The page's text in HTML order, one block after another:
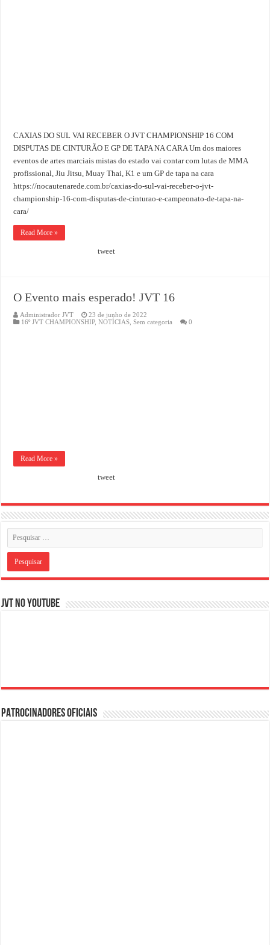
CAXIAS DO SUL VAI RECEBER O JVT CHAMPIONSHIP 16 COM
DISPUTAS DE CINTURÃO E GP DE TAPA NA CARA Um dos maiores
eventos de artes marciais mistas do estado vai contar com lutas de MMA
profissional, Jiu Jitsu, Muay Thai, K1 e um GP de tapa na cara
https://nocautenarede.com.br/caxias-do-sul-vai-receber-o-jvt-
championship-16-com-disputas-de-cinturao-e-campeonato-de-tapa-na-
cara/
Read More »
tweet
O Evento mais esperado! JVT 16
Administrador JVT
23 de junho de 2022
16º JVT CHAMPIONSHIP,NOTÍCIAS,Sem categoria 0
Read More »
tweet
JVT NO YOUTUBE
PATROCINADORES OFICIAIS